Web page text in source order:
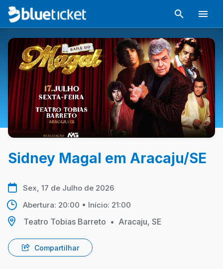
Sidney Magal em Aracaju/SE
Sex, 17 de Julho de 2026
Abertura: 20:00 • Início: 21:00
Teatro Tobias Barreto • Aracaju, SE
Compartilhar